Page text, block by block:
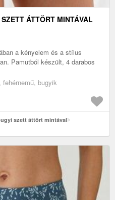
ÁTTÖRT MINTÁVAL
a kényelem és a stílus
Pamutból készült, 4 darabos
bugyik
szett áttört mintával